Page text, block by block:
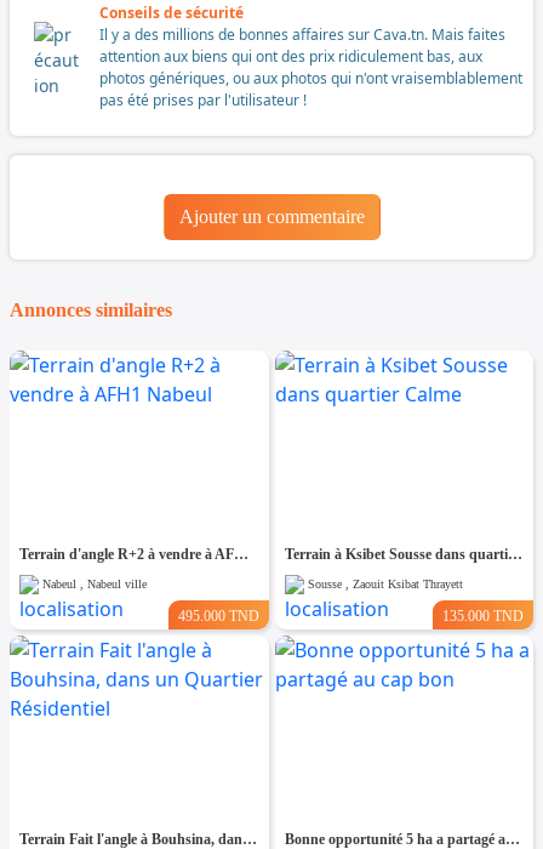
Conseils de sécurité
Il y a des millions de bonnes affaires sur Cava.tn. Mais faites
attention aux biens qui ont des prix ridiculement bas, aux
photos génériques, ou aux photos qui n'ont vraisemblablement
pas été prises par l'utilisateur !
Ajouter un commentaire
Annonces similaires
Terrain d'angle R+2 à vendre à AFH1 Nabeul
Nabeul , Nabeul ville
495.000 TND
Terrain à Ksibet Sousse dans quartier Calme
Sousse , Zaouit Ksibat Thrayett
135.000 TND
Terrain Fait l'angle à Bouhsina, dans un Quartier Résidentiel Bonne opportunité 5 ha a partagé au cap bon